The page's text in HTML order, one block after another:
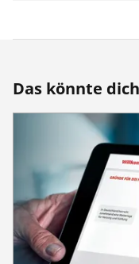
Das könnte